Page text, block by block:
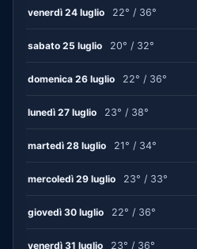
venerdì 24 luglio 22° / 36°
sabato 25 luglio 20° / 32°
domenica 26 luglio 22° / 36°
lunedì 27 luglio 23° / 38°
martedì 28 luglio 21° / 34°
mercoledì 29 luglio 23° / 33°
giovedì 30 luglio 22° / 36°
venerdì 31 luglio 23° / 36°